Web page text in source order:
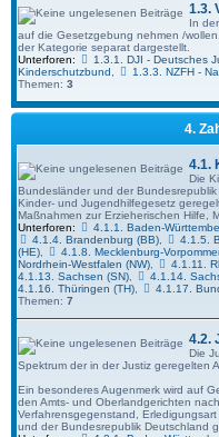
Author:kjh-mov
Category:
Vera Birkenbihl
Date: So 5. Mai 2024,
Views: 4620 Duration:
1.3.
In
auf die Gesetzgebung nehmen /
der Kategorie separat dargestellt.
Unterforen:
1.3.1. DJI - Deutsches
Kinderschutzbund
1.3.3. NZFH -
Themen: 3
4.
4.1.
Die
Bundesländer und der
Kinder- und Jugend­hilfe­gesetz
Maßnahmen zur Erzieherischen Hilfe,
Unterforen:
4.1.1. Baden-
4.1.4. Brandenburg (BB), 4.1.5.
(HE)
4.1.8. Mecklenburg-
Nordrhein-Westfalen (NW)
4.1.11.
4.1.13. Sachsen (SN)
4.1.14.
4.1.16. Thüringen (TH)
4.1.17.
Themen: 7
4.2.
Die
Spektrum der in der Justiz ge­regel­ten
Ein besonderes Augenmerk wird auf
den Amts- und Oberlandgerichten
Verfahrensgegenstand,
und der Bundesrepublik Deutschland